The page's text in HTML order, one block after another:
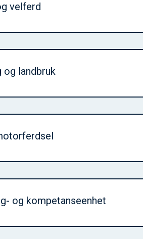
velferd
landbruk
og kompetanseenhet